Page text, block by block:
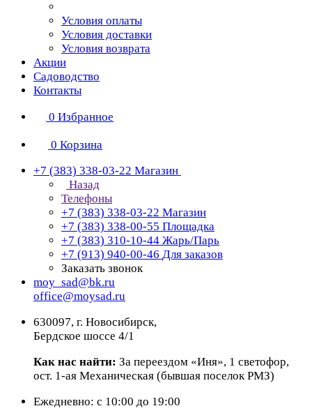
Условия оплаты
Условия доставки
Условия возврата
Акции
Садоводство
Контакты
0 Избранное
0 Корзина
+7 (383) 338-03-22 Магазин
Назад
Телефоны
+7 (383) 338-03-22 Магазин
+7 (383) 338-00-55 Площадка
+7 (383) 310-10-44 Жарь/Парь
+7 (913) 940-00-46 Для заказов
Заказать звонок
moy_sad@bk.ru
office@moysad.ru
630097, г. Новосибирск,
Бердское шоссе 4/1
Как нас найти: За переездом «Иня», 1 светофор,
ост. 1-ая Механическая (бывшая поселок РМЗ)
Ежедневно: с 10:00 до 19:00